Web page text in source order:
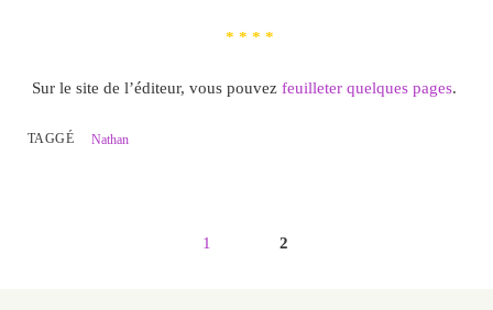
* * * *
Sur le site de l’éditeur, vous pouvez feuilleter quelques pages.
TAGGÉ Nathan
1 2